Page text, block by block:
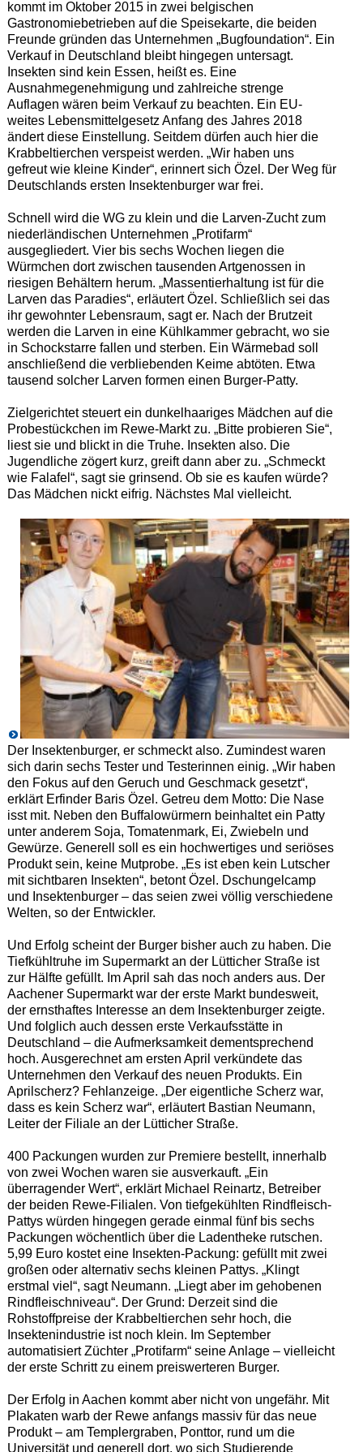
kommt im Oktober 2015 in zwei belgischen
Gastronomiebetrieben auf die Speisekarte, die beiden
Freunde gründen das Unternehmen „Bugfoundation“. Ein
Verkauf in Deutschland bleibt hingegen untersagt.
Insekten sind kein Essen, heißt es. Eine
Ausnahmegenehmigung und zahlreiche strenge
Auflagen wären beim Verkauf zu beachten. Ein EU-
weites Lebensmittelgesetz Anfang des Jahres 2018
ändert diese Einstellung. Seitdem dürfen auch hier die
Krabbeltierchen verspeist werden. „Wir haben uns
gefreut wie kleine Kinder“, erinnert sich Özel. Der Weg für
Deutschlands ersten Insektenburger war frei.
Schnell wird die WG zu klein und die Larven-Zucht zum
niederländischen Unternehmen „Protifarm“
ausgegliedert. Vier bis sechs Wochen liegen die
Würmchen dort zwischen tausenden Artgenossen in
riesigen Behältern herum. „Massentierhaltung ist für die
Larven das Paradies“, erläutert Özel. Schließlich sei das
ihr gewohnter Lebensraum, sagt er. Nach der Brutzeit
werden die Larven in eine Kühlkammer gebracht, wo sie
in Schockstarre fallen und sterben. Ein Wärmebad soll
anschließend die verbliebenden Keime abtöten. Etwa
tausend solcher Larven formen einen Burger-Patty.
Zielgerichtet steuert ein dunkelhaariges Mädchen auf die
Probestückchen im Rewe-Markt zu. „Bitte probieren Sie“,
liest sie und blickt in die Truhe. Insekten also. Die
Jugendliche zögert kurz, greift dann aber zu. „Schmeckt
wie Falafel“, sagt sie grinsend. Ob sie es kaufen würde?
Das Mädchen nickt eifrig. Nächstes Mal vielleicht.
Der Insektenburger, er schmeckt also. Zumindest waren
sich darin sechs Tester und Testerinnen einig. „Wir haben
den Fokus auf den Geruch und Geschmack gesetzt“,
erklärt Erfinder Baris Özel. Getreu dem Motto: Die Nase
isst mit. Neben den Buffalowürmern beinhaltet ein Patty
unter anderem Soja, Tomatenmark, Ei, Zwiebeln und
Gewürze. Generell soll es ein hochwertiges und seriöses
Produkt sein, keine Mutprobe. „Es ist eben kein Lutscher
mit sichtbaren Insekten“, betont Özel. Dschungelcamp
und Insektenburger – das seien zwei völlig verschiedene
Welten, so der Entwickler.
Und Erfolg scheint der Burger bisher auch zu haben. Die
Tiefkühltruhe im Supermarkt an der Lütticher Straße ist
zur Hälfte gefüllt. Im April sah das noch anders aus. Der
Aachener Supermarkt war der erste Markt bundesweit,
der ernsthaftes Interesse an dem Insektenburger zeigte.
Und folglich auch dessen erste Verkaufsstätte in
Deutschland – die Aufmerksamkeit dementsprechend
hoch. Ausgerechnet am ersten April verkündete das
Unternehmen den Verkauf des neuen Produkts. Ein
Aprilscherz? Fehlanzeige. „Der eigentliche Scherz war,
dass es kein Scherz war“, erläutert Bastian Neumann,
Leiter der Filiale an der Lütticher Straße.
400 Packungen wurden zur Premiere bestellt, innerhalb
von zwei Wochen waren sie ausverkauft. „Ein
überragender Wert“, erklärt Michael Reinartz, Betreiber
der beiden Rewe-Filialen. Von tiefgekühlten Rindfleisch-
Pattys würden hingegen gerade einmal fünf bis sechs
Packungen wöchentlich über die Ladentheke rutschen.
5,99 Euro kostet eine Insekten-Packung: gefüllt mit zwei
großen oder alternativ sechs kleinen Pattys. „Klingt
erstmal viel“, sagt Neumann. „Liegt aber im gehobenen
Rindfleischniveau“. Der Grund: Derzeit sind die
Rohstoffpreise der Krabbeltierchen sehr hoch, die
Insektenindustrie ist noch klein. Im September
automatisiert Züchter „Protifarm“ seine Anlage – vielleicht
der erste Schritt zu einem preiswerteren Burger.
Der Erfolg in Aachen kommt aber nicht von ungefähr. Mit
Plakaten warb der Rewe anfangs massiv für das neue
Produkt – am Templergraben, Ponttor, rund um die
Universität und generell dort, wo sich Studierende